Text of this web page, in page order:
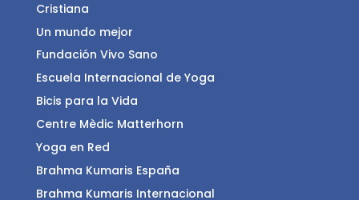
Cristiana
Un mundo mejor
Fundación Vivo Sano
Escuela Internacional de Yoga
Bicis para la Vida
Centre Mèdic Matterhorn
Yoga en Red
Brahma Kumaris España
Brahma Kumaris Internacional